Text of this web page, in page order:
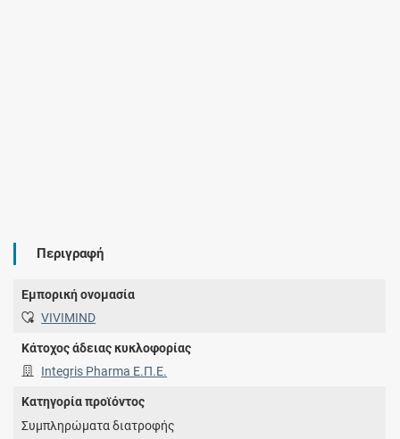
Περιγραφή
Εμπορική ονομασία
VIVIMIND
Κάτοχος άδειας κυκλοφορίας
Integris Pharma Ε.Π.Ε.
Κατηγορία προϊόντος
Συμπληρώματα διατροφής